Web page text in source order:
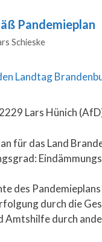
Pandemieplan
Schieske
Lars Hünich
für das Land
des
durch die
Amtshilfe durch